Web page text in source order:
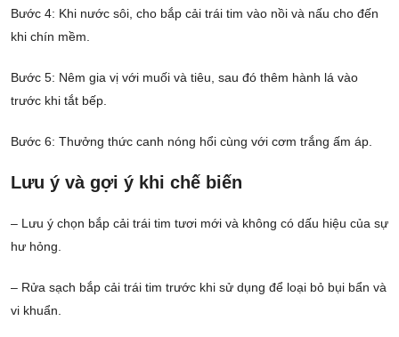
Bước 4: Khi nước sôi, cho bắp cải trái tim vào nồi và nấu cho đến
khi chín mềm.
Bước 5: Nêm gia vị với muối và tiêu, sau đó thêm hành lá vào
trước khi tắt bếp.
Bước 6: Thưởng thức canh nóng hổi cùng với cơm trắng ấm áp.
Lưu ý và gợi ý khi chế biến
– Lưu ý chọn bắp cải trái tim tươi mới và không có dấu hiệu của sự
hư hỏng.
– Rửa sạch bắp cải trái tim trước khi sử dụng để loại bỏ bụi bẩn và
vi khuẩn.